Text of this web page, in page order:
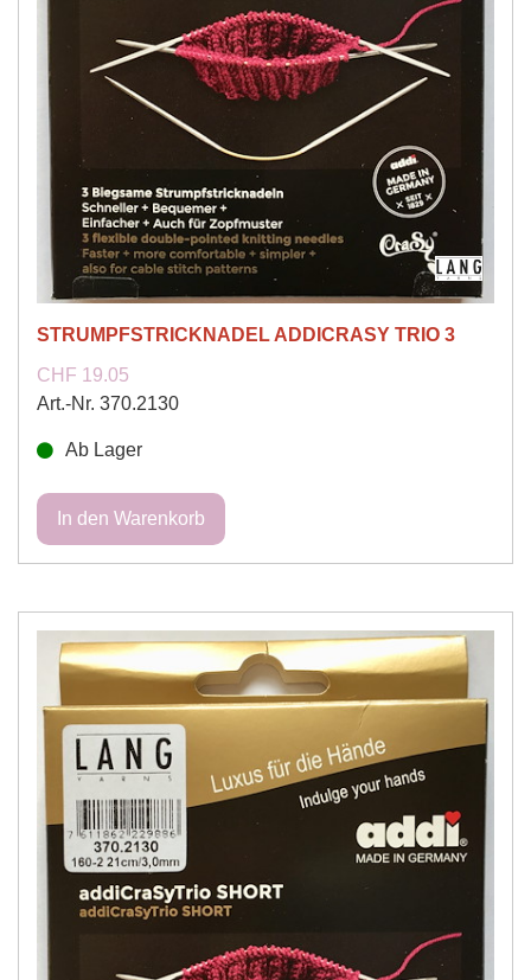
STRUMPFSTRICKNADEL ADDICRASY TRIO 3
CHF 19.05
Art.-Nr. 370.2130
Ab Lager